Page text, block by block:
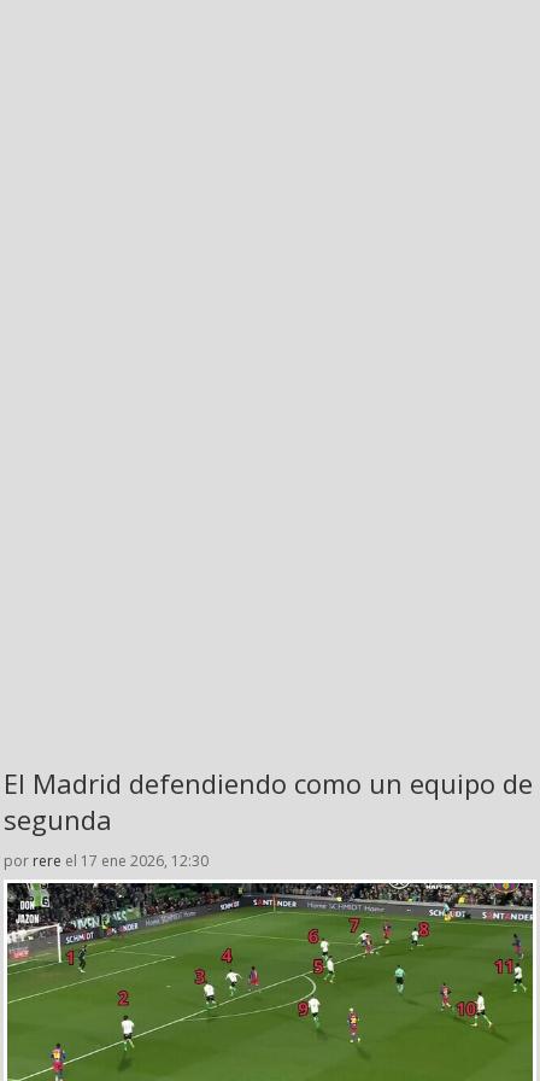
El Madrid defendiendo como un equipo de
segunda
por rere el 17 ene 2026, 12:30